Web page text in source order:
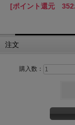
[ポイント還元 352
注文
購入数：